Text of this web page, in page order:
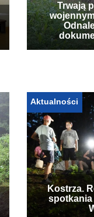
Trwają
Aktualności
Kostrza.